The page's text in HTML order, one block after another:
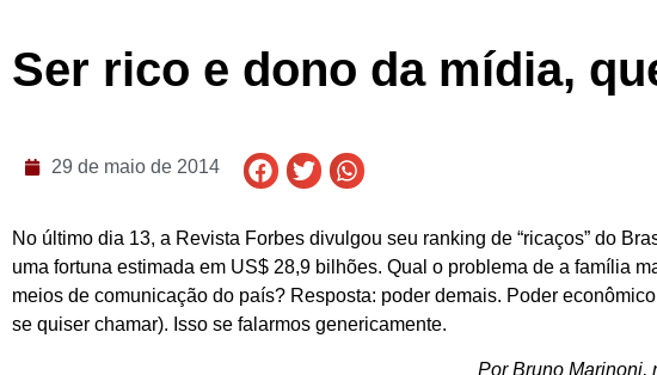
Ser rico e dono da mídia,
29 de maio de 2014
No último dia 13, a Revista Forbes divulgou seu ranking de “ricaços” do
uma fortuna estimada em US$ 28,9 bilhões. Qual o problema de a família
meios de comunicação do país? Resposta: poder demais. Poder
se quiser chamar). Isso se falarmos genericamente.
Por Bruno Marinoni,